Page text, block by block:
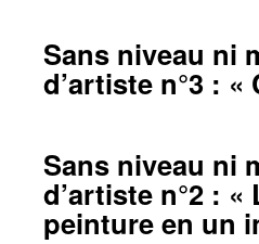
Sans niveau ni
d’artiste n°3 : «
Sans niveau ni
d’artiste n°2 :
peinture en un